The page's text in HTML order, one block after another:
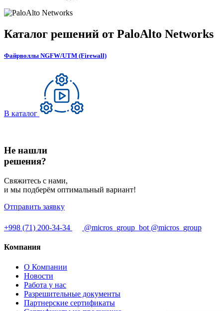
Каталог решений от PaloAlto Networks
Файрволлы NGFW/UTM (Firewall)
В каталог
Не нашли
решения?
Свяжитесь с нами,
и мы подберём оптимальный вариант!
Отправить заявку
+998 (71) 200-34-34 @micros_group_bot @micros_group
Компания
О Компании
Новости
Работа у нас
Разрешительные документы
Партнерские сертификаты